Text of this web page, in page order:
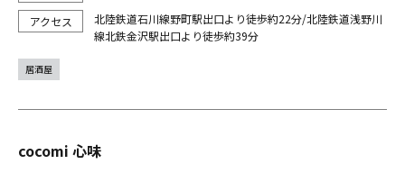
北陸鉄道石川線野町駅出口より徒歩約22分/北陸鉄道浅野川
線北鉄金沢駅出口より徒歩約39分
居酒屋
cocomi 心味